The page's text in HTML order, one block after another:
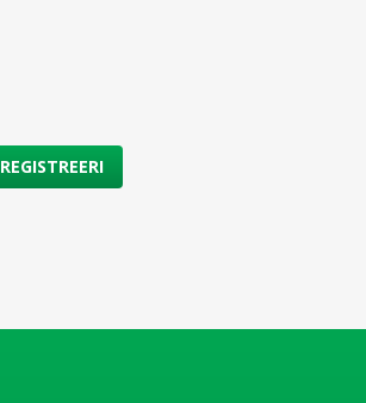
REGISTREERI